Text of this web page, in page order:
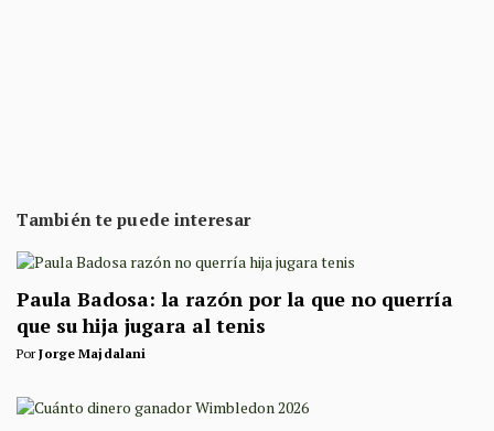
También te puede interesar
Paula Badosa: la razón por la que no querría
que su hija jugara al tenis
PorJorge Majdalani